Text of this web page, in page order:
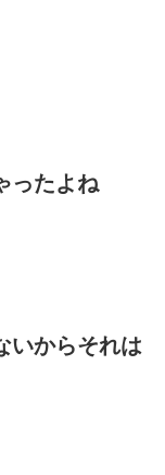
ったよね
いからそれは